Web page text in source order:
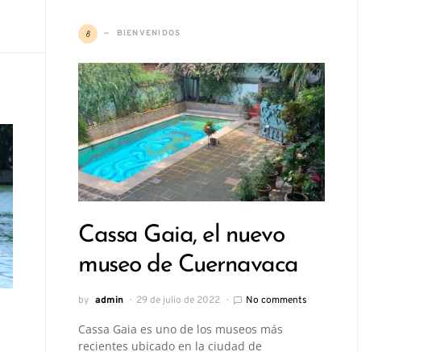
B BIENVENIDOS
Cassa Gaia, el nuevo
museo de Cuernavaca
by admin 29 de julio de 2022 No comments
Cassa Gaia es uno de los museos más
recientes ubicado en la ciudad de